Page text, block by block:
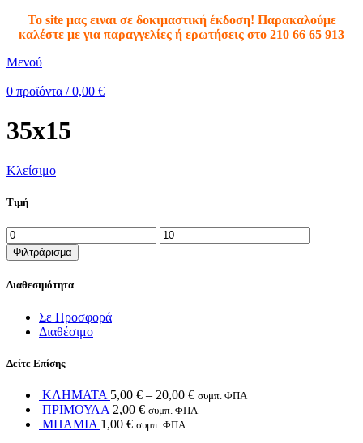
To site μας ειναι σε δοκιμαστική έκδοση! Παρακαλούμε
καλέστε με για παραγγελίες ή ερωτήσεις στο 210 66 65 913
Μενού
0 προϊόντα / 0,00 €
35x15
Κλείσιμο
Τιμή
Φιλτράρισμα
Διαθεσιμότητα
Σε Προσφορά
Διαθέσιμο
Δείτε Επίσης
ΚΛΗΜΑΤΑ 5,00 € – 20,00 € συμπ. ΦΠΑ
ΠΡΙΜΟΥΛΑ 2,00 € συμπ. ΦΠΑ
ΜΠΑΜΙΑ 1,00 € συμπ. ΦΠΑ